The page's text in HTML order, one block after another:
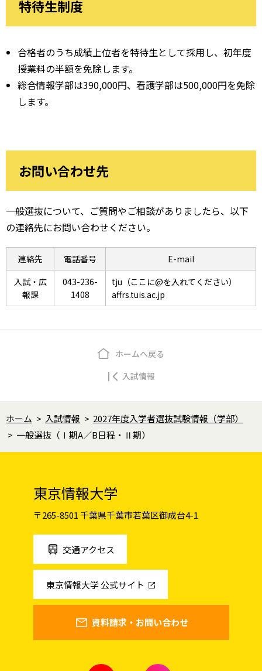
特待生制度
合格者のうち成績上位者を特待生として採用し、初年度
授業料の半額を免除します。
総合情報学部は390,000円、看護学部は500,000円を免除
します。
お問い合わせ先
一般選抜について、ご質問やご相談がありましたら、以下
の連絡先にお問い合わせください。
連絡先 電話番号
E-mail
入試・広
報課
043-236-
1408
tju（ここに@を入れてください）
affrs.tuis.ac.jp
入試情報
ホームへ戻る
ホーム > 入試情報 > 2027年度入学者選抜試験情報（学部）
> 一般選抜（Ⅰ期A／B日程・Ⅱ期）
東京情報大学
〒265-8501 千葉県千葉市若葉区御成台4-1
交通アクセス
東京情報大学 公式サイト
資料請求・お問い合わせ